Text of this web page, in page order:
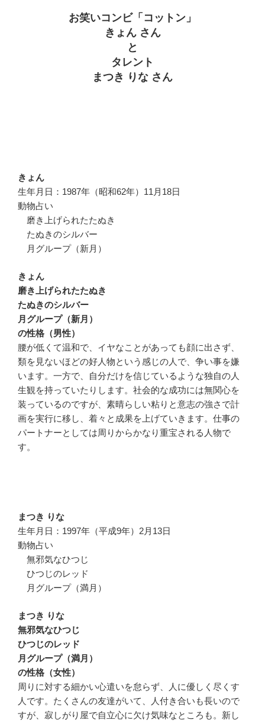
お笑いコンビ「コットン」
きょん さん
と
タレント
まつき りな さん
きょん
生年月日：1987年（昭和62年）11月18日
動物占い
磨き上げられたたぬき
たぬきのシルバー
月グループ（新月）
きょん
磨き上げられたたぬき
たぬきのシルバー
月グループ（新月）
の性格（男性）
腰が低くて温和で、イヤなことがあっても顔に出さず、
類を見ないほどの好人物という感じの人で、争い事を嫌
います。一方で、自分だけを信じているような独自の人
生観を持っていたりします。社会的な成功には無関心を
装っているのですが、素晴らしい粘りと意志の強さで計
画を実行に移し、着々と成果を上げていきます。仕事の
パートナーとしては周りからかなり重宝される人物で
す。
まつき りな
生年月日：1997年（平成9年）2月13日
動物占い
無邪気なひつじ
ひつじのレッド
月グループ（満月）
まつき りな
無邪気なひつじ
ひつじのレッド
月グループ（満月）
の性格（女性）
周りに対する細かい心遣いを怠らず、人に優しく尽くす
人です。たくさんの友達がいて、人付き合いも長いので
すが、寂しがり屋で自立心に欠け気味なところも。新し